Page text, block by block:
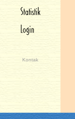
Kontak